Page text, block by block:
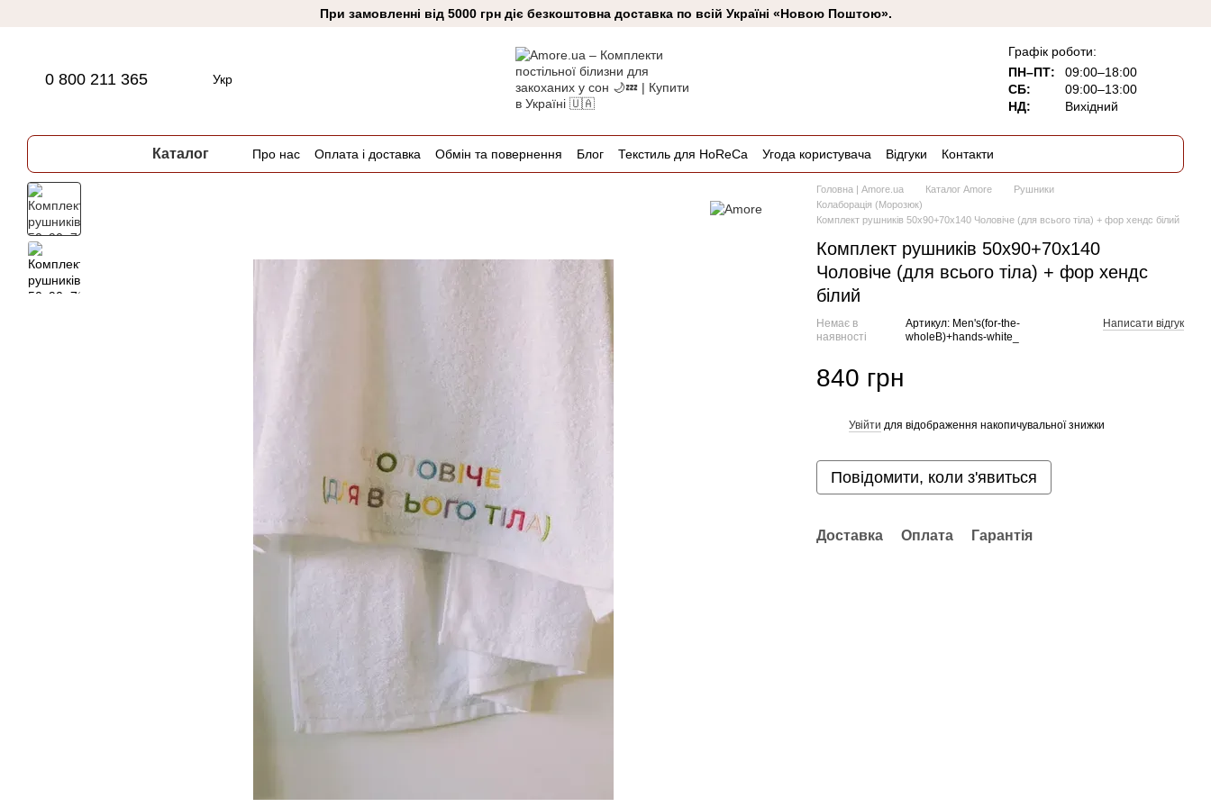
При замовленні від 5000 грн діє безкоштовна доставка по всій Україні «Новою Поштою».
0 800 211 365 Укр
Графік роботи:
ПН–ПТ:
09:00–18:00
СБ:
09:00–13:00
НД:
Вихідний
Каталог Про нас Оплата і доставка Обмін та повернення Блог Текстиль для HoReCa Угода користувача Відгуки Контакти
Головна | Amore.ua Каталог Amore
Рушники
Колаборація (Морозюк)
Комплект рушників 50x90+70x140 Чоловіче (для всього тіла) + фор хендс білий
Комплект рушників 50x90+70x140
Чоловіче (для всього тіла) + фор хендс
білий
Немає в
наявності
Артикул: Men's(for-the-
wholeB)+hands-white_
Написати відгук
840 грн
Увійти для відображення накопичувальної знижки
Повідомити, коли з'явиться
Доставка Оплата Гарантія